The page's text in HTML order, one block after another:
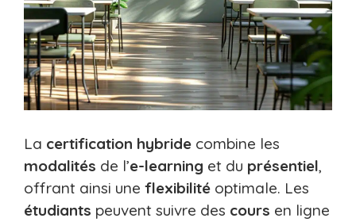
La certification hybride combine les
modalités de l’e-learning et du présentiel,
offrant ainsi une flexibilité optimale. Les
étudiants peuvent suivre des cours en ligne